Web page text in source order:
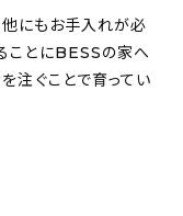
にもお手入れが必
ことにBESSの家へ
注ぐことで育ってい